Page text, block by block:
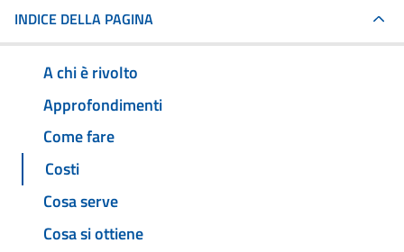
INDICE DELLA PAGINA
A chi è rivolto
Approfondimenti
Come fare
Costi
Cosa serve
Cosa si ottiene